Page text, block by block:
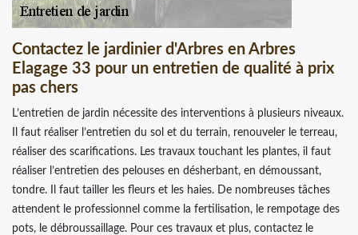
Contactez le jardinier d'Arbres en Arbres
Elagage 33 pour un entretien de qualité à prix
pas chers
L’entretien de jardin nécessite des interventions à plusieurs niveaux.
Il faut réaliser l’entretien du sol et du terrain, renouveler le terreau,
réaliser des scarifications. Les travaux touchant les plantes, il faut
réaliser l’entretien des pelouses en désherbant, en démoussant,
tondre. Il faut tailler les fleurs et les haies. De nombreuses tâches
attendent le professionnel comme la fertilisation, le rempotage des
pots, le débroussaillage. Pour ces travaux et plus, contactez le